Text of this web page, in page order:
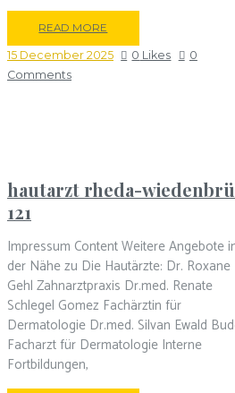
READ MORE
15 December 2025 0 Likes
0
Comments
hautarzt rheda-
121
Impressum Content Weitere Angebote
der Nähe zu Die Hautärzte: Dr. Roxane
Gehl Zahnarztpraxis Dr.med. Renate
Schlegel Gomez Fachärztin für
Dermatologie Dr.med. Silvan Ewald
Facharzt für Dermatologie Interne
Fortbildungen,